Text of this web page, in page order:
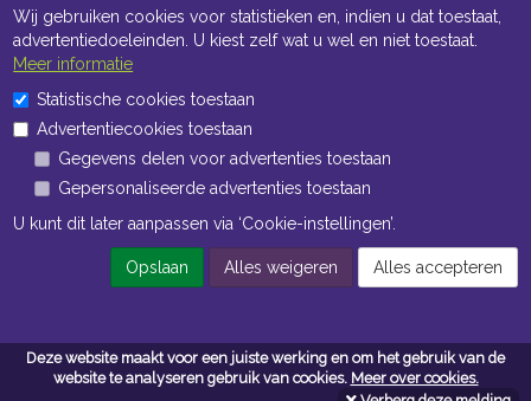
Deze website maakt voor een juiste werking en om het gebruik van de
website te analyseren gebruik van cookies. Meer over cookies.
Openingstijden Kantoor
ma t/m vr 8:30 uur tot 17:00 uur
Openingstijden Magazijn
ma t/m vr 7:00 uur tot 16:30 uur
Algemene voorwaarden
Wij gebruiken cookies voor statistieken en, indien u dat toestaat,
advertentiedoeleinden. U kiest zelf wat u wel en niet toestaat.
Meer informatie
Statistische cookies toestaan
Advertentiecookies toestaan
Gegevens delen voor advertenties toestaan
Gepersonaliseerde advertenties toestaan
U kunt dit later aanpassen via ‘Cookie-instellingen’.
Opslaan Alles weigeren Alles accepteren